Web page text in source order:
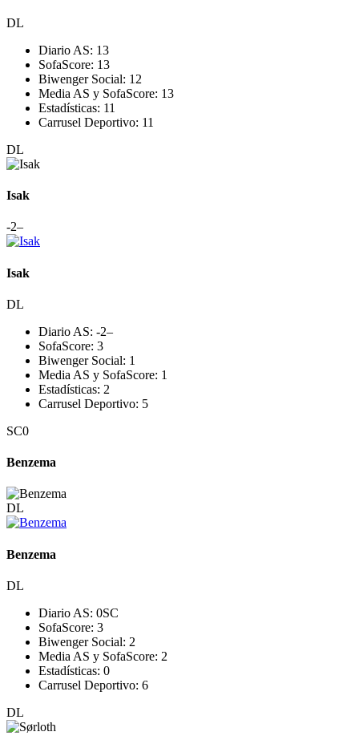
DL
Diario AS: 13
SofaScore: 13
Biwenger Social: 12
Media AS y SofaScore: 13
Estadísticas: 11
Carrusel Deportivo: 11
DL
Isak
-2–
Isak
DL
Diario AS: -2–
SofaScore: 3
Biwenger Social: 1
Media AS y SofaScore: 1
Estadísticas: 2
Carrusel Deportivo: 5
SC0
Benzema
DL
Benzema
DL
Diario AS: 0SC
SofaScore: 3
Biwenger Social: 2
Media AS y SofaScore: 2
Estadísticas: 0
Carrusel Deportivo: 6
DL